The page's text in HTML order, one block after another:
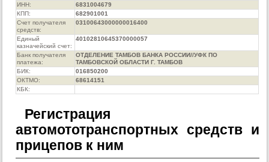
ИНН:
6831004679
КПП:
682901001
Счет получателя
средств:
03100643000000016400
Единый
казначейский счет:
40102810645370000057
Банк получателя
платежа:
ОТДЕЛЕНИЕ ТАМБОВ БАНКА РОССИИ//УФК ПО
ТАМБОВСКОЙ ОБЛАСТИ Г. ТАМБОВ
БИК:
016850200
ОКТМО:
68614151
КБК:
Регистрация
автомототранспортных средств и
прицепов к ним